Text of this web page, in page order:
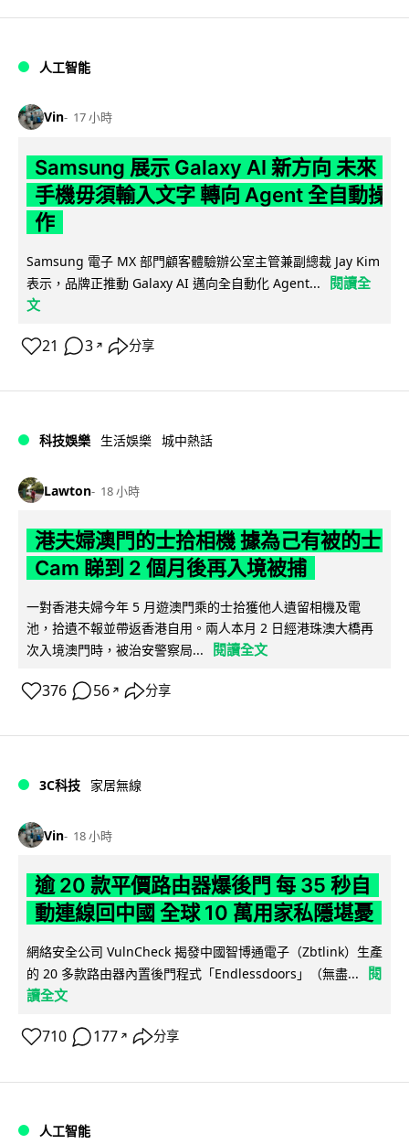
人工智能
Vin 17 小時
Samsung 展示 Galaxy AI 新方向 未來
手機毋須輸入文字 轉向 Agent 全自動操
作
Samsung 電子 MX 部門顧客體驗辦公室主管兼副總裁 Jay Kim
表示，品牌正推動 Galaxy AI 邁向全自動化 Agent...
閱讀全
文
21 3 ↗ 分享
科技娛樂 生活娛樂 城中熱話
Lawton 18 小時
港夫婦澳門的士拾相機 據為己有被的士
Cam 睇到 2 個月後再入境被捕
一對香港夫婦今年 5 月遊澳門乘的士拾獲他人遺留相機及電
池，拾遺不報並帶返香港自用。兩人本月 2 日經港珠澳大橋再
次入境澳門時，被治安警察局...
閱讀全文
376 56 ↗ 分享
3C科技 家居無線
Vin 18 小時
逾 20 款平價路由器爆後門 每 35 秒自
動連線回中國 全球 10 萬用家私隱堪憂
網絡安全公司 VulnCheck 揭發中國智博通電子（Zbtlink）生產
的 20 多款路由器內置後門程式「Endlessdoors」（無盡...
閱
讀全文
710 177 ↗ 分享
人工智能